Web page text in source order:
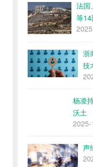
法国
等
浙
技
杨凌
沃土
声